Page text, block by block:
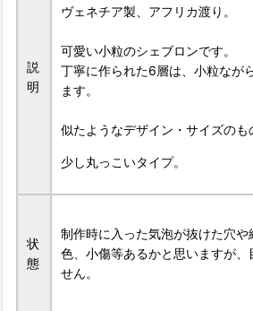
説
明
ヴェネチア製、アフリカ渡り。
可愛い小粒のシェブロンです。
丁寧に作られた6層は、小粒なが
ます。
似たようなデザイン・サイズのも
少し丸っこいタイプ。
状
態
制作時に入った気泡が抜けた穴
色、小傷等あるかと思いますが、
せん。